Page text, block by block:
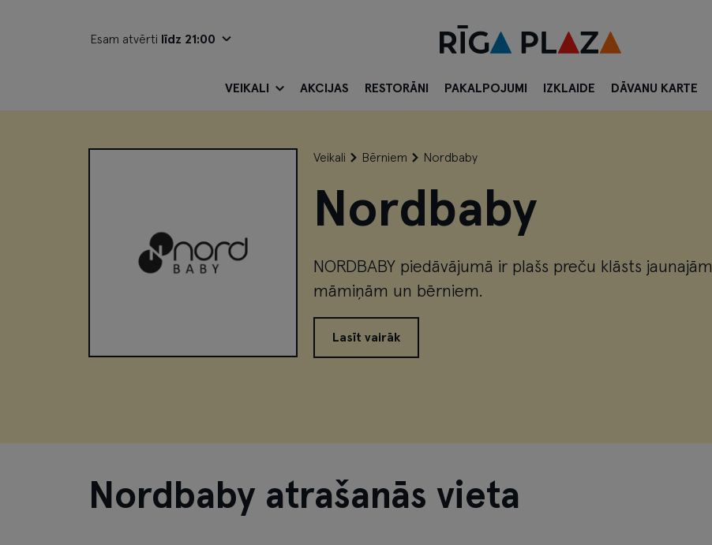
Esam atvērti līdz 21:00
VEIKALI AKCIJAS RESTORĀNI PAKALPOJUMI IZKLAIDE DĀVANU KARTE
Veikali Bērniem Nordbaby
Nordbaby
NORDBABY piedāvājumā ir plašs preču klāsts jaunajām
māmiņām un bērniem.
Lasīt vairāk
Nordbaby atrašanās vieta